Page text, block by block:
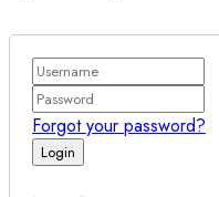
Forgot your password?